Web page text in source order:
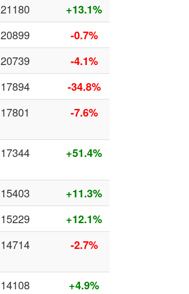
21180
+13.1%
20899
-0.7%
20739
-4.1%
17894
-34.8%
17801 -7.6%
17344 +51.4%
15403
+11.3%
15229
+12.1%
14714 -2.7%
14108
+4.9%